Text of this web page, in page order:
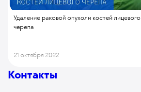
Удаление раковой опухоли костей лицевого
черепа
21 октября 2022
Контакты